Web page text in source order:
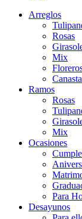
Arreglos
Rosas
Mix
Ramos
Rosas
Mix
Ocasiones
Para
Desayunos